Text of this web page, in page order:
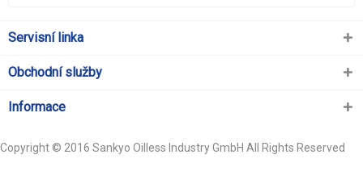
Servisní linka
Obchodní služby
Informace
Copyright © 2016 Sankyo Oilless Industry GmbH All Rights Reserved